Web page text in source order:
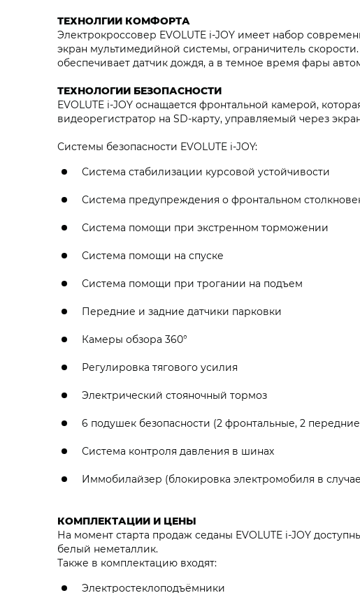
ТЕХНОЛГИИ КОМФОРТА
Электрокроссовер EVOLUTE i‑JOY имеет набор
экран мультимедийной системы, ограничитель
обеспечивает датчик дождя, а в темное время фары
ТЕХНОЛОГИИ БЕЗОПАСНОСТИ
EVOLUTE i‑JOY оснащается фронтальной камерой,
видеорегистратор на SD-карту, управляемый через
Системы безопасности EVOLUTE i‑JOY:
Система стабилизации курсовой устойчивости
Система предупреждения о фронтальном
Система помощи при экстренном торможении
Система помощи на спуске
Система помощи при трогании на подъем
Передние и задние датчики парковки
Камеры обзора 360°
Регулировка тягового усилия
Электрический стояночный тормоз
6 подушек безопасности (2 фронтальные, 2
Система контроля давления в шинах
Иммобилайзер (блокировка электромобиля в
КОМПЛЕКТАЦИИ И ЦЕНЫ
На момент старта продаж седаны EVOLUTE i‑JOY
белый неметаллик.
Также в комплектацию входят:
Электростеклоподъёмники